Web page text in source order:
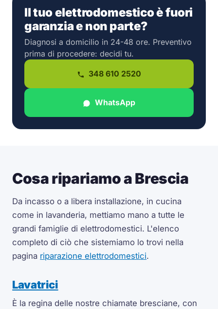
Il tuo elettrodomestico è fuori
garanzia e non parte?
Diagnosi a domicilio in 24-48 ore. Preventivo
prima di procedere: decidi tu.
348 610 2520
WhatsApp
Cosa ripariamo a Brescia
Da incasso o a libera installazione, in cucina
come in lavanderia, mettiamo mano a tutte le
grandi famiglie di elettrodomestici. L'elenco
completo di ciò che sistemiamo lo trovi nella
pagina riparazione elettrodomestici.
Lavatrici
È la regina delle nostre chiamate bresciane, con